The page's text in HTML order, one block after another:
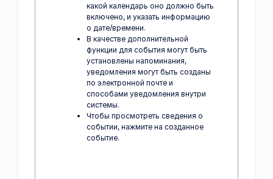
какой календарь оно должно быть
включено, и указать информацию
о дате/времени.
В качестве дополнительной
функции для события могут быть
установлены напоминания,
уведомления могут быть созданы
по электронной почте и
способами уведомления внутри
системы.
Чтобы просмотреть сведения о
событии, нажмите на созданное
событие.